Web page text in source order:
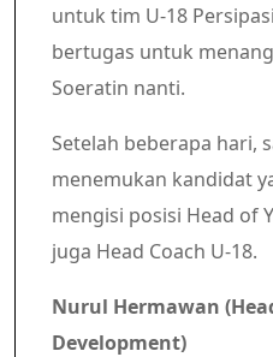
untuk tim U-18
bertugas untuk
Soeratin nanti.
Setelah beberapa hari,
menemukan kandidat
mengisi posisi Head of
juga Head Coach U-18.
Nurul Hermawan
Development)